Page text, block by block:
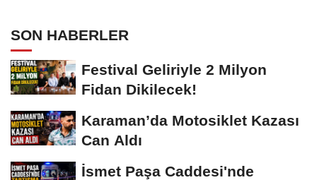
SON HABERLER
Festival Geliriyle 2 Milyon
Fidan Dikilecek!
Karaman’da Motosiklet Kazası
Can Aldı
İsmet Paşa Caddesi'nde